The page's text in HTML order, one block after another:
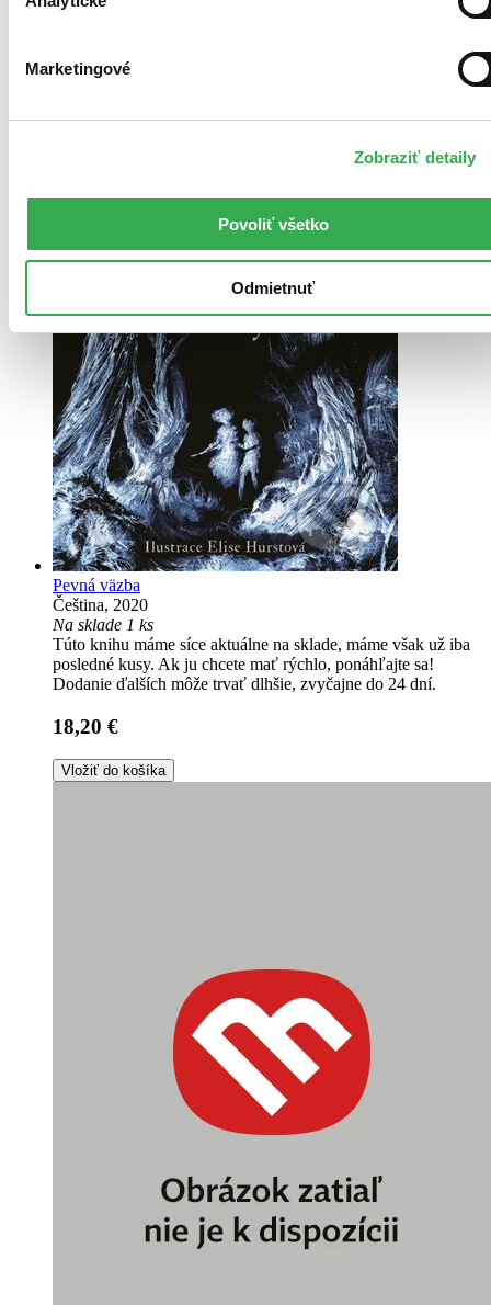
Marketingové
Zobraziť detaily
Povoliť všetko
Odmietnuť
Pevná väzba
Čeština, 2020
Na sklade 1 ks
Túto knihu máme síce aktuálne na sklade, máme však už iba
posledné kusy. Ak ju chcete mať rýchlo, ponáhľajte sa!
Dodanie ďalších môže trvať dlhšie, zvyčajne do 24 dní.
18,20 €
Vložiť do košíka